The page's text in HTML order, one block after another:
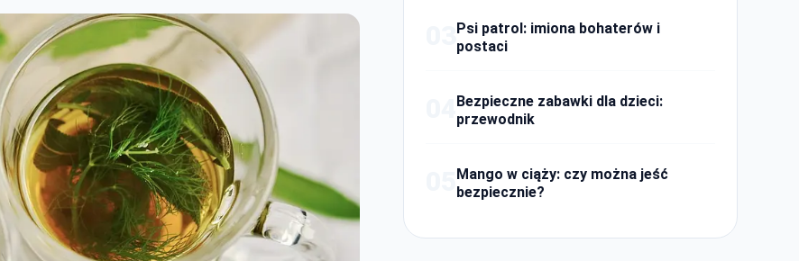
Psi patrol: imiona bohaterów i
postaci
Bezpieczne zabawki dla dzieci:
przewodnik
Mango w ciąży: czy można jeść
bezpiecznie?